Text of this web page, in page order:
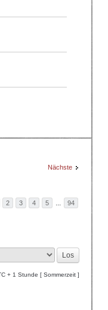
Nächste
2 3 4 5 ... 94
+ 1 Stunde [ Sommerzeit ]